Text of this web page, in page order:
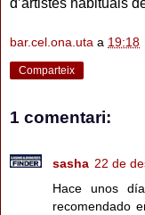
d’artistes habituals
bar.cel.ona.uta a 19:18
Comparteix
1 comentari:
sasha 22 de
Hace unos
recomendado